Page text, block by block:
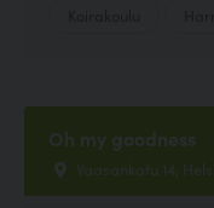
Oh my goodness
Vaasankatu 14,